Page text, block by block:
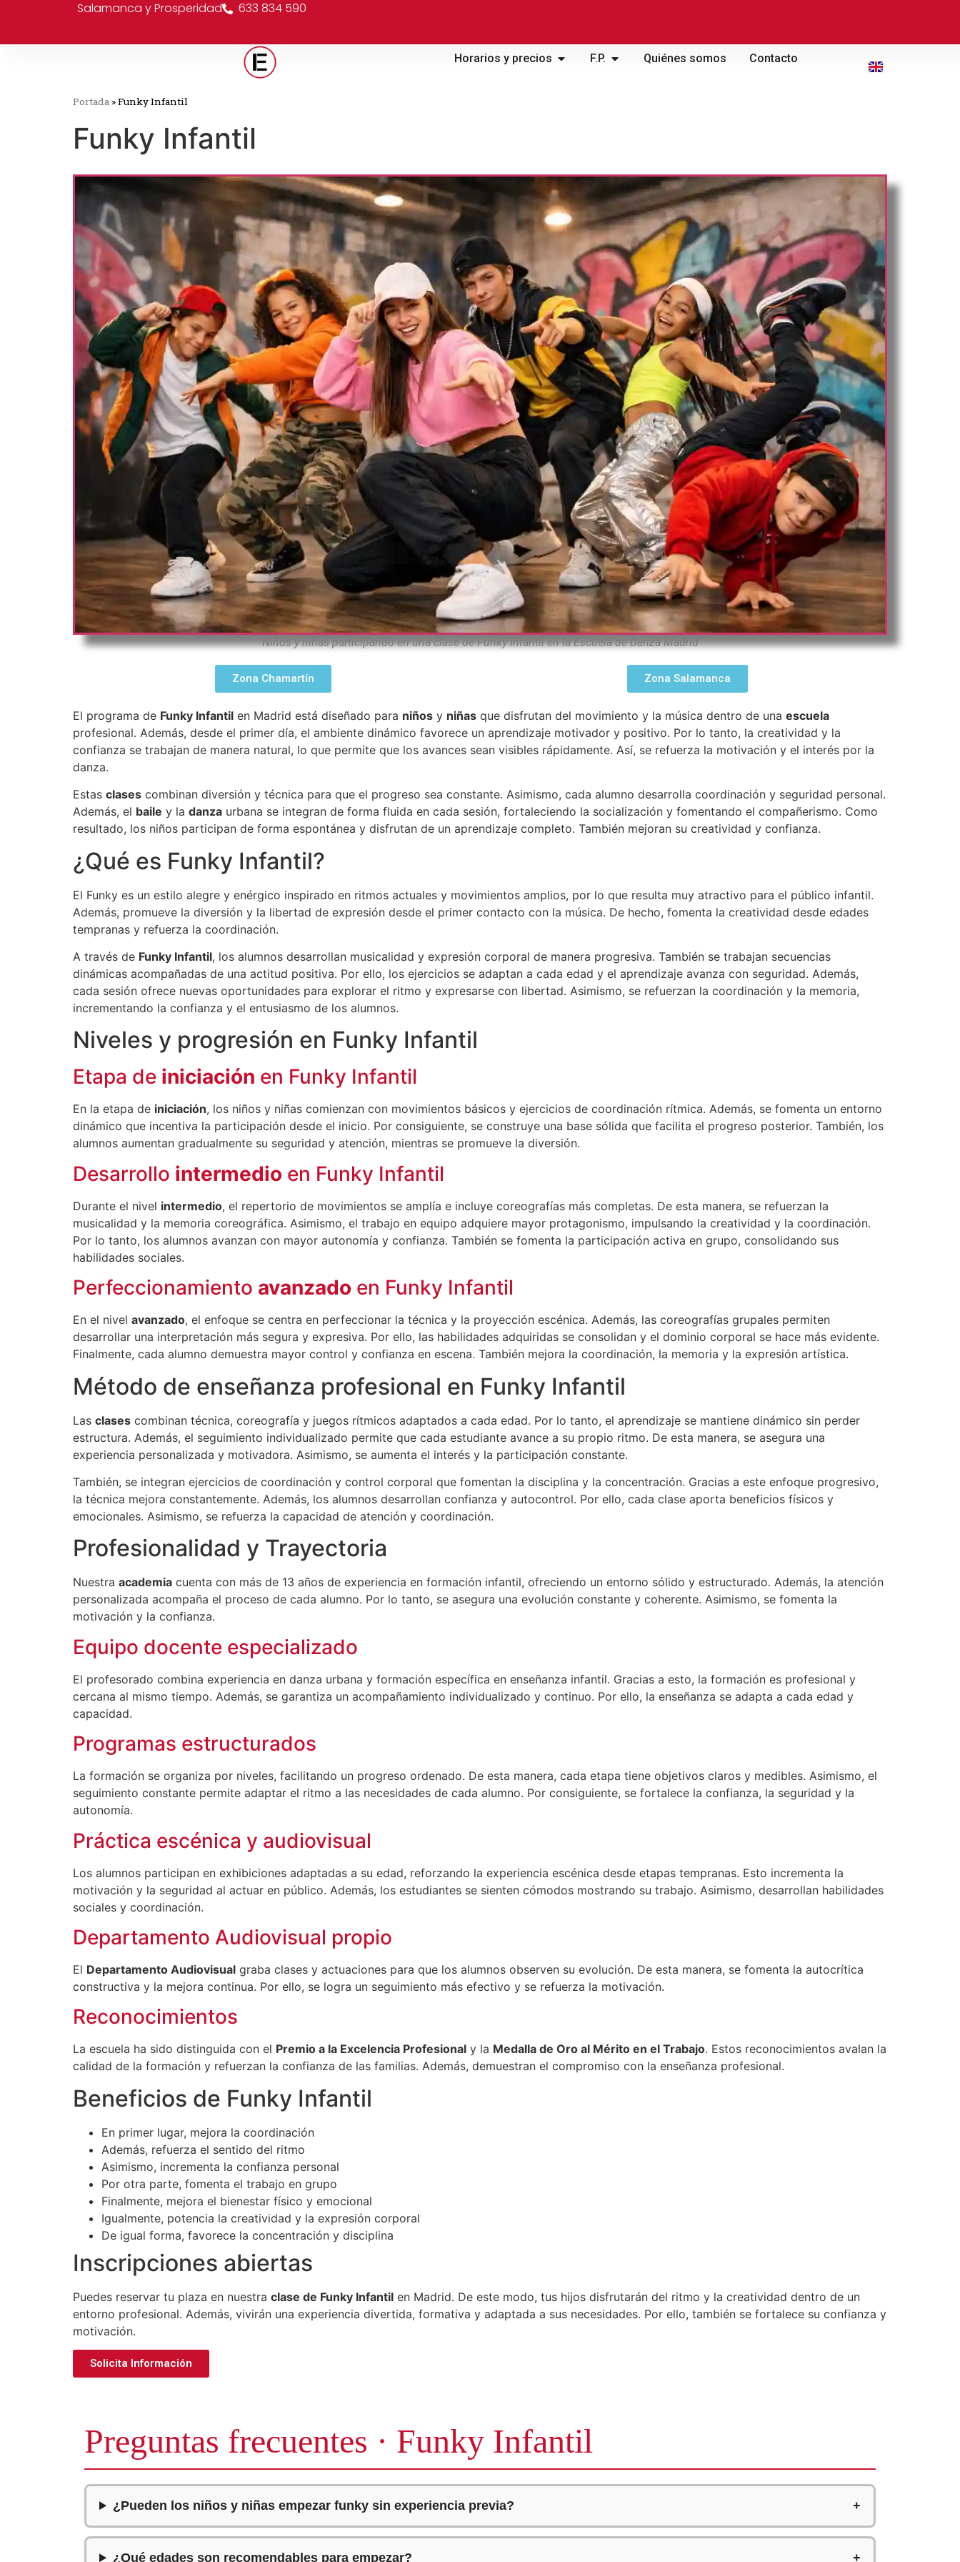
Salamanca y Prosperidad 633 834 590
Horarios y precios F.P. Quiénes somos Contacto
Portada »Funky Infantil
Funky Infantil
Niños y niñas participando en una clase de Funky infantil en la Escuela de Danza Madrid
Zona Chamartín Zona Salamanca
El programa de Funky Infantil en Madrid está diseñado para niños y niñas que disfrutan del movimiento y la música dentro de una escuela
profesional. Además, desde el primer día, el ambiente dinámico favorece un aprendizaje motivador y positivo. Por lo tanto, la creatividad y la
confianza se trabajan de manera natural, lo que permite que los avances sean visibles rápidamente. Así, se refuerza la motivación y el interés por la
danza.
Estas clases combinan diversión y técnica para que el progreso sea constante. Asimismo, cada alumno desarrolla coordinación y seguridad personal.
Además, el baile y la danza urbana se integran de forma fluida en cada sesión, fortaleciendo la socialización y fomentando el compañerismo. Como
resultado, los niños participan de forma espontánea y disfrutan de un aprendizaje completo. También mejoran su creatividad y confianza.
¿Qué es Funky Infantil?
El Funky es un estilo alegre y enérgico inspirado en ritmos actuales y movimientos amplios, por lo que resulta muy atractivo para el público infantil.
Además, promueve la diversión y la libertad de expresión desde el primer contacto con la música. De hecho, fomenta la creatividad desde edades
tempranas y refuerza la coordinación.
A través de Funky Infantil, los alumnos desarrollan musicalidad y expresión corporal de manera progresiva. También se trabajan secuencias
dinámicas acompañadas de una actitud positiva. Por ello, los ejercicios se adaptan a cada edad y el aprendizaje avanza con seguridad. Además,
cada sesión ofrece nuevas oportunidades para explorar el ritmo y expresarse con libertad. Asimismo, se refuerzan la coordinación y la memoria,
incrementando la confianza y el entusiasmo de los alumnos.
Niveles y progresión en Funky Infantil
Etapa de iniciación en Funky Infantil
En la etapa de iniciación, los niños y niñas comienzan con movimientos básicos y ejercicios de coordinación rítmica. Además, se fomenta un entorno
dinámico que incentiva la participación desde el inicio. Por consiguiente, se construye una base sólida que facilita el progreso posterior. También, los
alumnos aumentan gradualmente su seguridad y atención, mientras se promueve la diversión.
Desarrollo intermedio en Funky Infantil
Durante el nivel intermedio, el repertorio de movimientos se amplía e incluye coreografías más completas. De esta manera, se refuerzan la
musicalidad y la memoria coreográfica. Asimismo, el trabajo en equipo adquiere mayor protagonismo, impulsando la creatividad y la coordinación.
Por lo tanto, los alumnos avanzan con mayor autonomía y confianza. También se fomenta la participación activa en grupo, consolidando sus
habilidades sociales.
Perfeccionamiento avanzado en Funky Infantil
En el nivel avanzado, el enfoque se centra en perfeccionar la técnica y la proyección escénica. Además, las coreografías grupales permiten
desarrollar una interpretación más segura y expresiva. Por ello, las habilidades adquiridas se consolidan y el dominio corporal se hace más evidente.
Finalmente, cada alumno demuestra mayor control y confianza en escena. También mejora la coordinación, la memoria y la expresión artística.
Método de enseñanza profesional en Funky Infantil
Las clases combinan técnica, coreografía y juegos rítmicos adaptados a cada edad. Por lo tanto, el aprendizaje se mantiene dinámico sin perder
estructura. Además, el seguimiento individualizado permite que cada estudiante avance a su propio ritmo. De esta manera, se asegura una
experiencia personalizada y motivadora. Asimismo, se aumenta el interés y la participación constante.
También, se integran ejercicios de coordinación y control corporal que fomentan la disciplina y la concentración. Gracias a este enfoque progresivo,
la técnica mejora constantemente. Además, los alumnos desarrollan confianza y autocontrol. Por ello, cada clase aporta beneficios físicos y
emocionales. Asimismo, se refuerza la capacidad de atención y coordinación.
Profesionalidad y Trayectoria
Nuestra academia cuenta con más de 13 años de experiencia en formación infantil, ofreciendo un entorno sólido y estructurado. Además, la atención
personalizada acompaña el proceso de cada alumno. Por lo tanto, se asegura una evolución constante y coherente. Asimismo, se fomenta la
motivación y la confianza.
Equipo docente especializado
El profesorado combina experiencia en danza urbana y formación específica en enseñanza infantil. Gracias a esto, la formación es profesional y
cercana al mismo tiempo. Además, se garantiza un acompañamiento individualizado y continuo. Por ello, la enseñanza se adapta a cada edad y
capacidad.
Programas estructurados
La formación se organiza por niveles, facilitando un progreso ordenado. De esta manera, cada etapa tiene objetivos claros y medibles. Asimismo, el
seguimiento constante permite adaptar el ritmo a las necesidades de cada alumno. Por consiguiente, se fortalece la confianza, la seguridad y la
autonomía.
Práctica escénica y audiovisual
Los alumnos participan en exhibiciones adaptadas a su edad, reforzando la experiencia escénica desde etapas tempranas. Esto incrementa la
motivación y la seguridad al actuar en público. Además, los estudiantes se sienten cómodos mostrando su trabajo. Asimismo, desarrollan habilidades
sociales y coordinación.
Departamento Audiovisual propio
El Departamento Audiovisual graba clases y actuaciones para que los alumnos observen su evolución. De esta manera, se fomenta la autocrítica
constructiva y la mejora continua. Por ello, se logra un seguimiento más efectivo y se refuerza la motivación.
Reconocimientos
La escuela ha sido distinguida con el Premio a la Excelencia Profesional y la Medalla de Oro al Mérito en el Trabajo. Estos reconocimientos avalan la
calidad de la formación y refuerzan la confianza de las familias. Además, demuestran el compromiso con la enseñanza profesional.
Beneficios de Funky Infantil
En primer lugar, mejora la coordinación
Además, refuerza el sentido del ritmo
Asimismo, incrementa la confianza personal
Por otra parte, fomenta el trabajo en grupo
Finalmente, mejora el bienestar físico y emocional
Igualmente, potencia la creatividad y la expresión corporal
De igual forma, favorece la concentración y disciplina
Inscripciones abiertas
Puedes reservar tu plaza en nuestra clase de Funky Infantil en Madrid. De este modo, tus hijos disfrutarán del ritmo y la creatividad dentro de un
entorno profesional. Además, vivirán una experiencia divertida, formativa y adaptada a sus necesidades. Por ello, también se fortalece su confianza y
motivación.
Solicita Información
Preguntas frecuentes · Funky Infantil
¿Pueden los niños y niñas empezar funky sin experiencia previa?
¿Qué edades son recomendables para empezar?